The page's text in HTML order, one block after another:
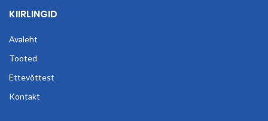
KIIRLINGID
Avaleht
Tooted
Ettevõttest
Kontakt